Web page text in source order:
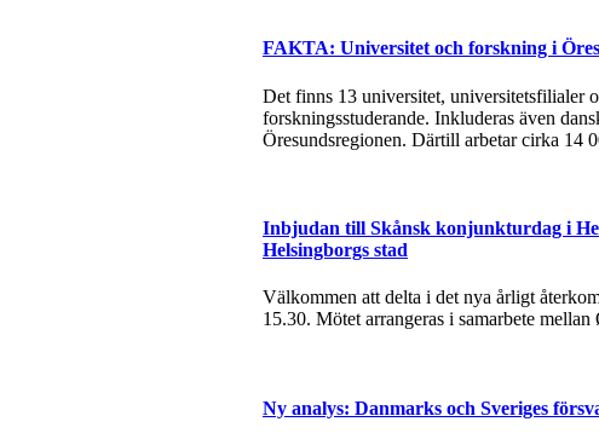
FAKTA: Universitet och forskning i
Det finns 13 universitet, universitetsfilialer
forskningsstuderande. Inkluderas även
Öresundsregionen. Därtill arbetar cirka 14
Inbjudan till Skånsk konjunkturdag i
Helsingborgs stad
Välkommen att delta i det nya årligt
15.30. Mötet arrangeras i samarbete
Ny analys: Danmarks och Sveriges